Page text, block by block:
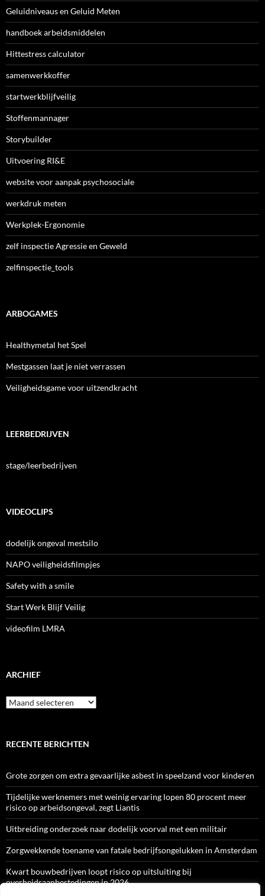
Geluidniveaus en Geluid Meten
handboek arbeidsmiddelen
Hittestress calculator
samenwerkkoffer
startwerkblijfveilig
Stoffenmannager
Storybuilder
Uitvoering RI&E
website voor aanpak psychosociale
werkdruk meten
Werkplek-Ergonomie
zelf inspectie Agressie en Geweld
zelfinspectie_tools
ARBOGAMES
Healthymetal het Spel
Mestgassen laat je niet verrassen
Veiligheidsgame voor uitzendkracht
LEERBEDRIJVEN
stage/leerbedrijven
VIDEOCLIPS
dodelijk ongeval mestsilo
NAPO veiligheidsfilmpjes
Safety with a smile
Start Werk Blijf Veilig
videofilm LMRA
ARCHIEF
Archief
RECENTE BERICHTEN
Grote zorgen om extra gevaarlijke asbest in speelzand voor kinderen
Tijdelijke werknemers met weinig ervaring lopen 80 procent meer
risico op arbeidsongeval, zegt Liantis
Uitbreiding onderzoek naar dodelijk voorval met een militair
Zorgwekkende toename van fatale bedrijfsongelukken in Amsterdam
Kwart bouwbedrijven loopt risico op uitsluiting bij
overheidsaanbestedingen in 2026